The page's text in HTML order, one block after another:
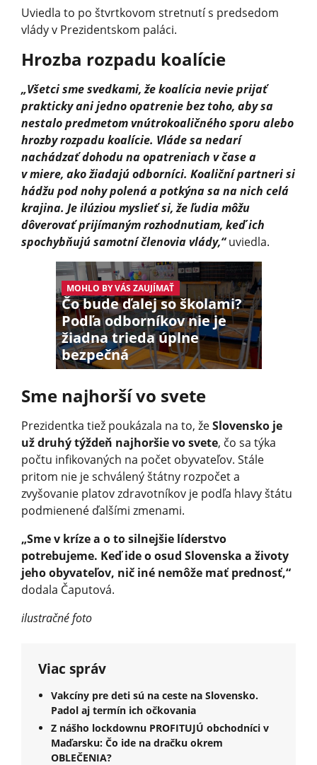
Uviedla to po štvrtkovom stretnutí s predsedom
vlády v Prezidentskom paláci.
Hrozba rozpadu koalície
„Všetci sme svedkami, že koalícia nevie prijať
prakticky ani jedno opatrenie bez toho, aby sa
nestalo predmetom vnútrokoaličného sporu alebo
hrozby rozpadu koalície. Vláde sa nedarí
nachádzať dohodu na opatreniach v čase a
v miere, ako žiadajú odborníci. Koaliční partneri si
hádžu pod nohy polená a potkýna sa na nich celá
krajina. Je ilúziou myslieť si, že ľudia môžu
dôverovať prijímaným rozhodnutiam, keď ich
spochybňujú samotní členovia vlády,“uviedla.
MOHLO BY VÁS ZAUJÍMAŤ
Čo bude ďalej so školami?
Podľa odborníkov nie je
žiadna trieda úplne
bezpečná
Sme najhorší vo svete
Prezidentka tiež poukázala na to, žeSlovensko je
už druhý týždeň najhoršie vo svete, čo sa týka
počtu infikovaných na počet obyvateľov. Stále
pritom nie je schválený štátny rozpočet a
zvyšovanie platov zdravotníkov je podľa hlavy štátu
podmienené ďalšími zmenami.
„Sme v kríze a o to silnejšie líderstvo
potrebujeme. Keď ide o osud Slovenska a životy
jeho obyvateľov, nič iné nemôže mať prednosť,“
dodala Čaputová.
ilustračné foto
Viac správ
Vakcíny pre deti sú na ceste na Slovensko.
Padol aj termín ich očkovania
Z nášho lockdownu PROFITUJÚ obchodníci v
Maďarsku: Čo ide na dračku okrem
OBLEČENIA?